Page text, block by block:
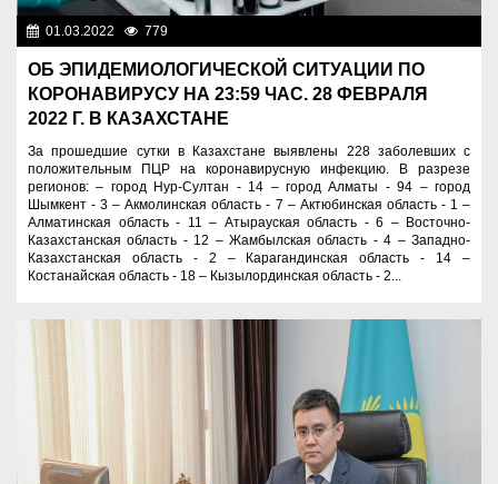
01.03.2022 779
ОБ ЭПИДЕМИОЛОГИЧЕСКОЙ СИТУАЦИИ ПО
КОРОНАВИРУСУ НА 23:59 ЧАС. 28 ФЕВРАЛЯ
2022 Г. В КАЗАХСТАНЕ
За прошедшие сутки в Казахстане выявлены 228 заболевших с
положительным ПЦР на коронавирусную инфекцию. В разрезе
регионов: – город Нур-Султан - 14 – город Алматы - 94 – город
Шымкент - 3 – Акмолинская область - 7 – Актюбинская область - 1 –
Алматинская область - 11 – Атырауская область - 6 – Восточно-
Казахстанская область - 12 – Жамбылская область - 4 – Западно-
Казахстанская область - 2 – Карагандинская область - 14 –
Костанайская область - 18 – Кызылординская область - 2...